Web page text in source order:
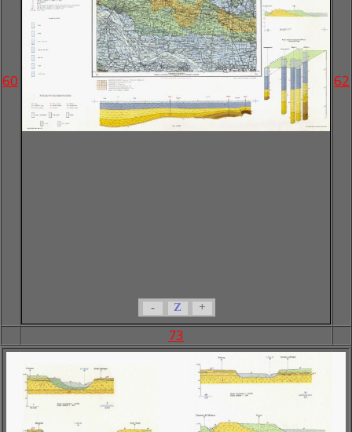
60
- Z +
62
73